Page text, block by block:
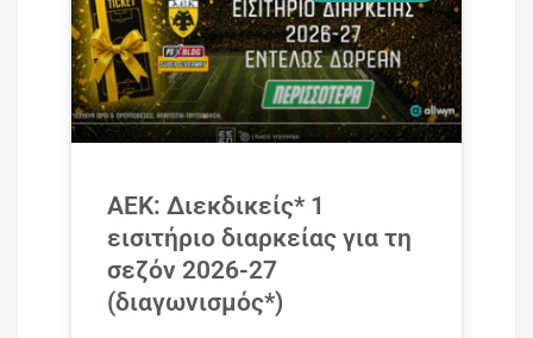
ΑΕΚ: Διεκδικείς* 1
εισιτήριο διαρκείας για τη
σεζόν 2026-27
(διαγωνισμός*)